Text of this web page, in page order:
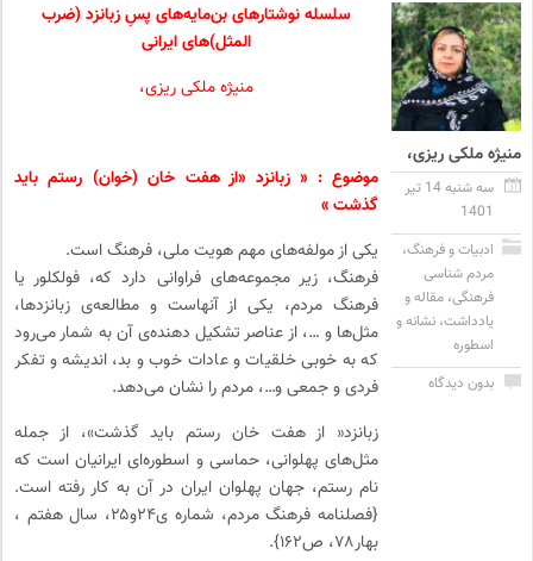
منیژه ملکی ریزی،
سه شنبه 14 تیر
1401
ادبیات و فرهنگ،
مردم شناسی
فرهنگی، مقاله و
یادداشت، نشانه و
اسطوره
بدون دیدگاه
سلسله نوشتارهای بن‌مایه‌های پسِ زبانزد (ضرب
المثل)‌‌های ایرانی
منیژه ملکی ریزی،
موضوع : « زبانزد «از هفت خان (خوان) رستم باید
گذشت »
یکی از مولفه‌های مهم هویت ملی، فرهنگ است.
فرهنگ، زیر مجموعه‌های فراوانی دارد که، فولکلور یا
فرهنگ مردم، یکی از آنهاست و مطالعه‌ی زبانزد‌ها،
مثل‌ها و …، از عناصر تشکیل دهنده‌ی آن به شمار می‌رود
که به خوبی خلقیات و عادات خوب و بد، اندیشه و تفکر
فردی و جمعی و…، مردم را نشان می‌دهد.
زبانزد« از هفت خان رستم باید گذشت»، از جمله
مثل‌های پهلوانی، حماسی و اسطوره‌ای ایرانیان است که
نام رستم، جهان پهلوان ایران در آن به کار رفته است.
{فصلنامه فرهنگ مردم، شماره ی۲۴و۲۵، سال هفتم ،
بهار۷۸، ص۱۶۲}.